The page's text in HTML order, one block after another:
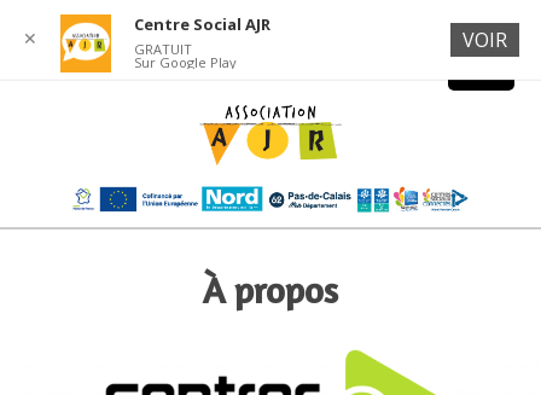
À propos
✕
Centre Social AJR
GRATUIT
Sur Google Play
VOIR